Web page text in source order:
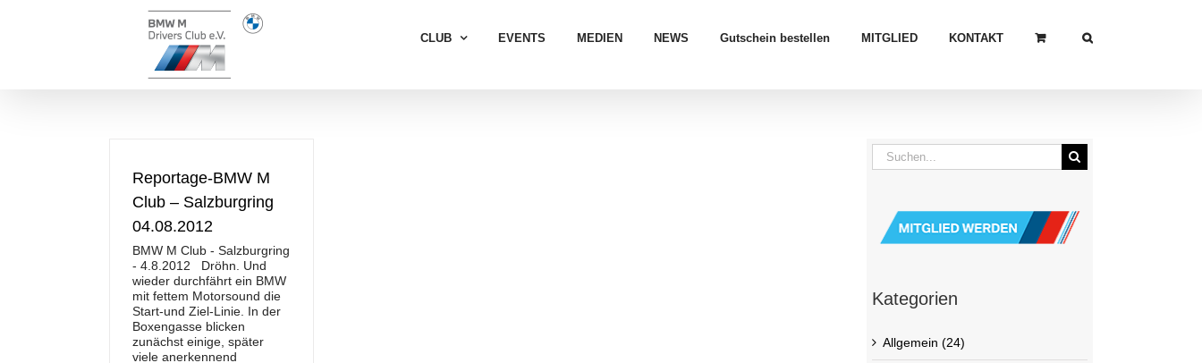
CLUB EVENTS MEDIEN NEWS Gutschein bestellen MITGLIED KONTAKT
Reportage-BMW M
Club – Salzburgring
04.08.2012
BMW M Club - Salzburgring
- 4.8.2012 Dröhn. Und
wieder durchfährt ein BMW
mit fettem Motorsound die
Start-und Ziel-Linie. In der
Boxengasse blicken
zunächst einige, später
viele anerkennend
Suche
nach:
Kategorien
Allgemein (24)